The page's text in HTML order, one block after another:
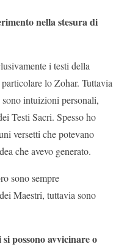
nella stesura di
i testi della
lo Zohar. Tuttavia
intuizioni personali,
Testi Sacri. Spesso ho
versetti che potevano
che avevo generato.
sono sempre
Maestri, tuttavia sono
possono avvicinare o